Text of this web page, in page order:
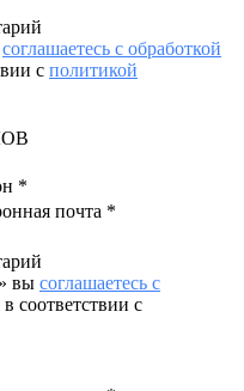
соглашаетесь с обработкой
с политикой
*
почта *
вы соглашаетесь с
в соответствии с